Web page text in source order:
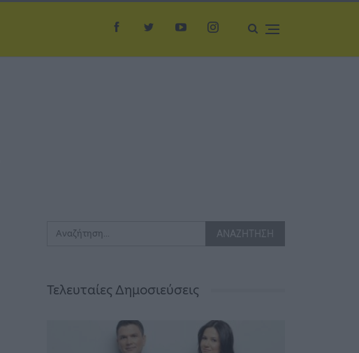
Τελευταίες Δημοσιεύσεις